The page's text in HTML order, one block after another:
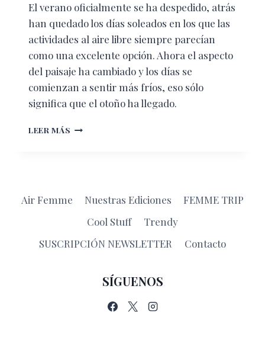
El verano oficialmente se ha despedido, atrás
han quedado los días soleados en los que las
actividades al aire libre siempre parecían
como una excelente opción. Ahora el aspecto
del paisaje ha cambiado y los días se
comienzan a sentir más fríos, eso sólo
significa que el otoño ha llegado.
LEER MÁS LAS
OTOÑO
Air Femme Nuestras Ediciones
FEMME TRIP
Cool Stuff
Trendy
SUSCRIPCIÓN NEWSLETTER
Contacto
SÍGUENOS